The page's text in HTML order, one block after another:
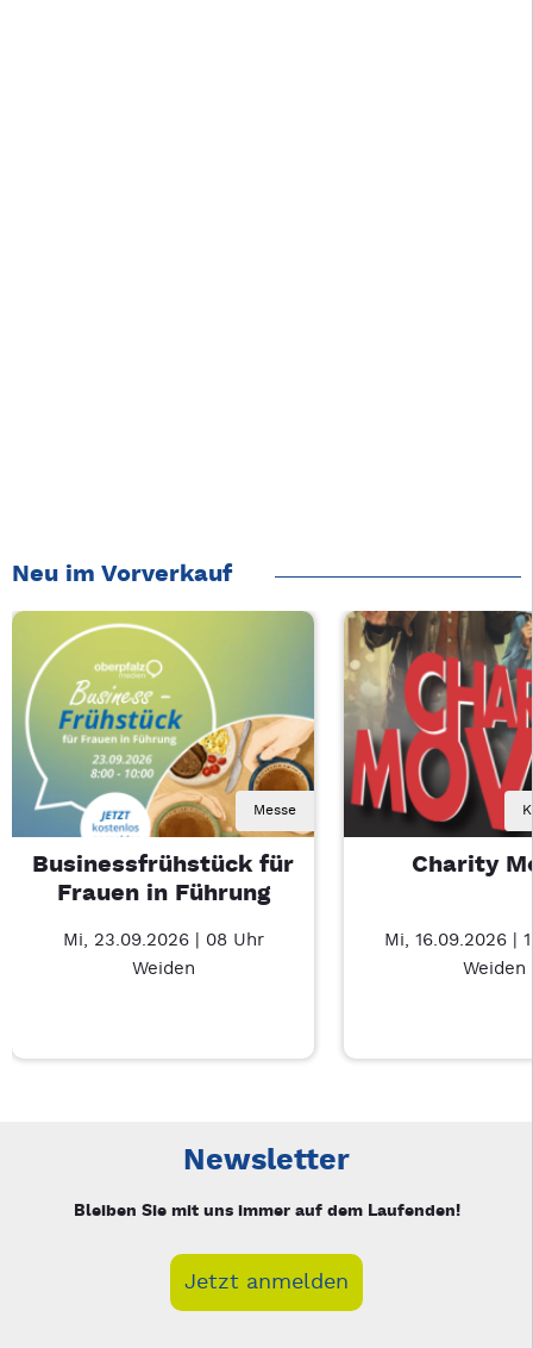
Neu im Vorverkauf
Messe
Businessfrühstück für
Frauen in Führung
Mi, 23.09.2026 | 08 Uhr
Weiden
Charity
Mi, 16.09.2026 |
Weiden
Newsletter
Bleiben Sie mit uns immer auf dem Laufenden!
Jetzt anmelden